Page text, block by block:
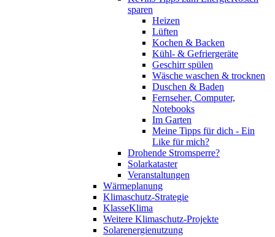
sparen
Heizen
Lüften
Kochen & Backen
Kühl- & Gefriergeräte
Geschirr spülen
Wäsche waschen & trocknen
Duschen & Baden
Fernseher, Computer,
Notebooks
Im Garten
Meine Tipps für dich - Ein
Like für mich?
Drohende Stromsperre?
Solarkataster
Veranstaltungen
Wärmeplanung
Klimaschutz-Strategie
KlasseKlima
Weitere Klimaschutz-Projekte
Solarenergienutzung